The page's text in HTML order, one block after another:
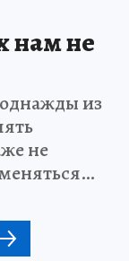
нам не
из
не